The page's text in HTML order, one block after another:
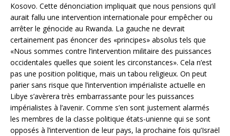
Kosovo. Cette dénonciation impliquait que nous pensions qu’il
aurait fallu une intervention internationale pour empêcher ou
arrêter le génocide au Rwanda. La gauche ne devrait
certainement pas énoncer des «principes» absolus tels que
«Nous sommes contre l’intervention militaire des puissances
occidentales quelles que soient les circonstances». Cela n’est
pas une position politique, mais un tabou religieux. On peut
parier sans risque que l’intervention impérialiste actuelle en
Libye s’avèrera très embarrassante pour les puissances
impérialistes à l’avenir. Comme s’en sont justement alarmés
les membres de la classe politique états-unienne qui se sont
opposés à l’intervention de leur pays, la prochaine fois qu’Israël